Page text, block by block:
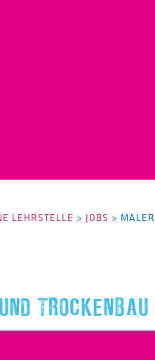
LEHRSTELLE > JOBS >